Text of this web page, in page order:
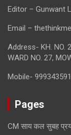
Editor – Gunwant
Email –
Address- KH. NO.
WARD NO. 27,
Mobile-
Pages
CM साय कल सुबह